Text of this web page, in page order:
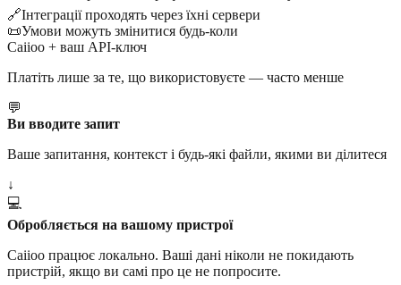
🔗Інтеграції проходять через їхні сервери
📜Умови можуть змінитися будь-коли
Caiioo + ваш API-ключ
Платіть лише за те, що використовуєте — часто менше
💬
Ви вводите запит
Ваше запитання, контекст і будь-які файли, якими ви ділитеся
↓
💻
Обробляється на вашому пристрої
Caiioo працює локально. Ваші дані ніколи не покидають
пристрій, якщо ви самі про це не попросите.